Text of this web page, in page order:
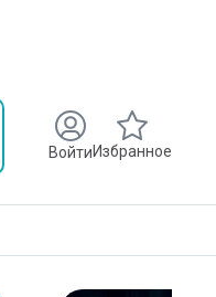
ВойтиИзбранное